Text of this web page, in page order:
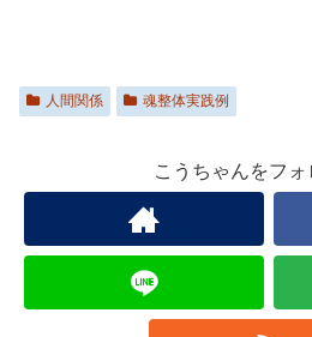
人間関係 魂整体実践例
こうちゃんをフォ